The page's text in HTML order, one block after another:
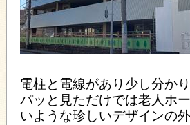
電柱と電線があり少し分か
パッと見ただけでは老人ホ
いような珍しいデザインの